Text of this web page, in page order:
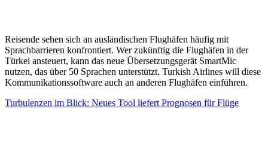
Reisende sehen sich an ausländischen Flughäfen häufig mit
Sprachbarrieren konfrontiert. Wer zukünftig die Flughäfen in der
Türkei ansteuert, kann das neue Übersetzungsgerät SmartMic
nutzen, das über 50 Sprachen unterstützt. Turkish Airlines will diese
Kommunikationssoftware auch an anderen Flughäfen einführen.
Turbulenzen im Blick: Neues Tool liefert Prognosen für Flüge